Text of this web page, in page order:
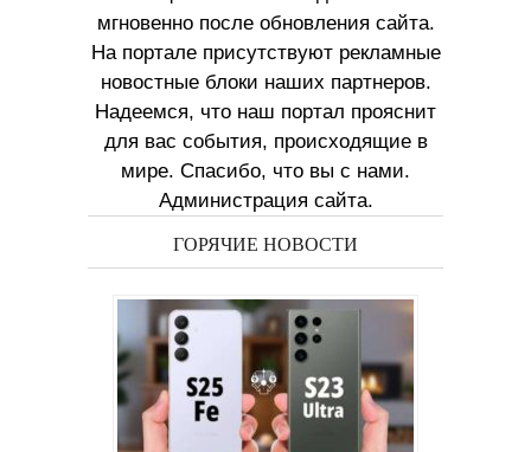
мгновенно после обновления сайта.
На портале присутствуют рекламные
новостные блоки наших партнеров.
Надеемся, что наш портал прояснит
для вас события, происходящие в
мире. Спасибо, что вы с нами.
Администрация сайта.
ГОРЯЧИЕ НОВОСТИ